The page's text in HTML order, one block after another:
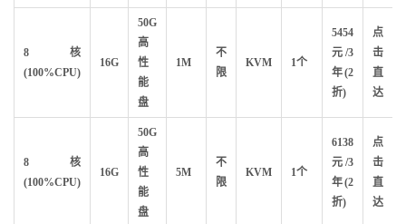
8核
(100%CPU)
16G
50G
高
性
能
盘
1M
不
限
KVM 1个
5454
元/3
年(2
折)
点
击
直
达
8核
(100%CPU)
16G
50G
高
性
能
盘
5M
不
限
KVM 1个
6138
元/3
年(2
折)
点
击
直
达